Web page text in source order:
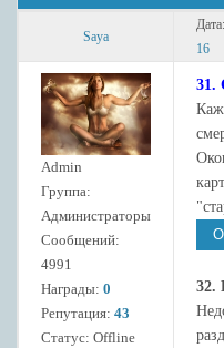
Saya
16
Admin
Группа:
Администраторы
Сообщений:
4991
Награды: 0
Репутация: 43
Статус: Offline
32.